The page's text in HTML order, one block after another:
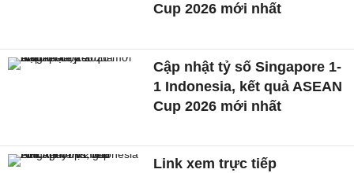
Cup 2026 mới nhất
Cập nhật tỷ số Singapore 1-
1 Indonesia, kết quả ASEAN
Cup 2026 mới nhất
Link xem trực tiếp